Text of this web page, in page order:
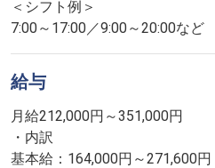
＜シフト例＞
7:00～17:00／9:00～20:00など
給与
月給212,000円～351,000円
・内訳
基本給：164,000円～271,600円